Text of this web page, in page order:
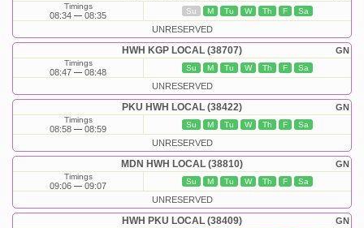
Timings
08:34 08:35 Su M Tu W Th F Sa
UNRESERVED
GN
HWH KGP LOCAL (38707)
Timings
08:47 08:48 Su M Tu W Th F Sa
UNRESERVED
GN
PKU HWH LOCAL (38422)
Timings
08:58 08:59 Su M Tu W Th F Sa
UNRESERVED
GN
MDN HWH LOCAL (38810)
Timings
09:06 09:07 Su M Tu W Th F Sa
UNRESERVED
GN
HWH PKU LOCAL (38409)